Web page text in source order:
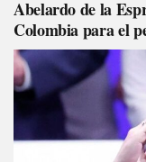
Abelardo de la
Colombia para el